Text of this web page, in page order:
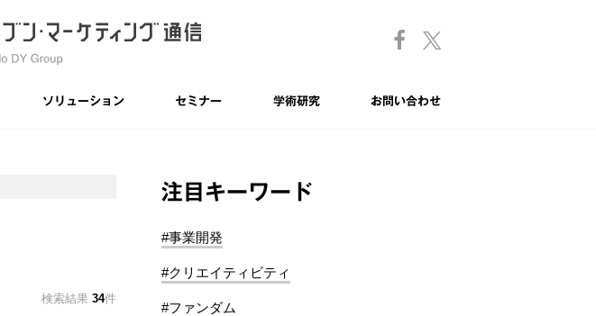
ソリューション セミナー 学術研究 お問い合わせ
検索結果 34件
注目キーワード
#事業開発
#クリエイティビティ
#ファンダム